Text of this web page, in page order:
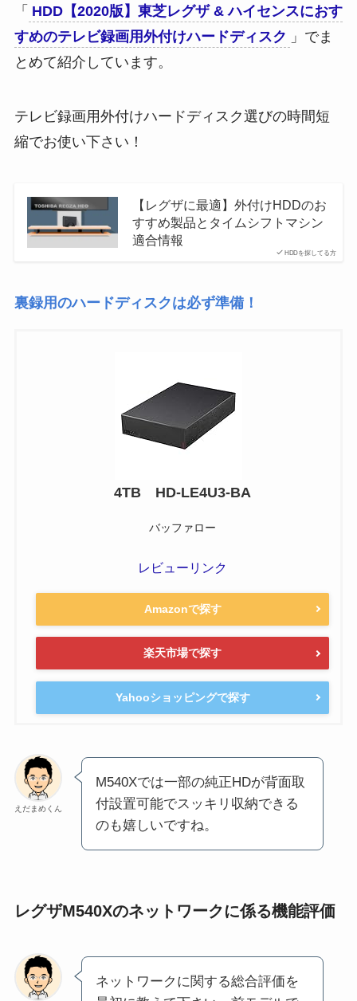
「 HDD【2020版】東芝レグザ & ハイセンスにおす
すめのテレビ録画用外付けハードディスク 」でま
とめて紹介しています。
テレビ録画用外付けハードディスク選びの時間短
縮でお使い下さい！
HDDを探してる方
【レグザに最適】外付けHDDのお
すすめ製品とタイムシフトマシン
適合情報
裏録用のハードディスクは必ず準備！
4TB HD-LE4U3-BA
バッファロー
レビューリンク
Amazonで探す
楽天市場で探す
Yahooショッピングで探す
えだまめくん
M540Xでは一部の純正HDが背面取
付設置可能でスッキリ収納できる
のも嬉しいですね。
レグザM540Xのネットワークに係る機能評価
ネットワークに関する総合評価を